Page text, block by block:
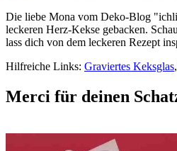
Die liebe Mona vom Deko-Blog
leckeren Herz-Kekse gebacken.
lass dich von dem leckeren Rezept
Hilfreiche Links: Graviertes Keksglas,
Merci für deinen